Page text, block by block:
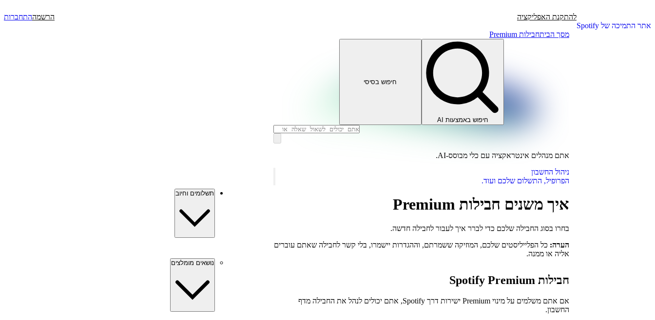
אתר התמיכה של Spotify
להתקנת האפליקציה הרשמההתחברות
מסך הביתחבילות Premium‏
חיפוש באמצעות AI
חיפוש בסיסי
אתם מנהלים אינטראקציה עם כלי מבוסס-AI.
ניהול החשבון
הפרופיל, התשלום שלכם ועוד.
איך משנים חבילות Premium
בחרו בסוג החבילה שלכם כדי לברר איך לעבור לחבילה חדשה.
הערה: כל הפלייליסטים שלכם, המוזיקה ששמרתם, וההגדרות יישמרו, בלי קשר לחבילה שאתם עוברים
אליה או ממנה.
חבילות Spotify Premium
אם אתם משלמים על מינוי Premium ישירות דרך Spotify, אתם יכולים לנהל את החבילה מדף
החשבון.
תשלומים וחיוב
נושאים מומלצים